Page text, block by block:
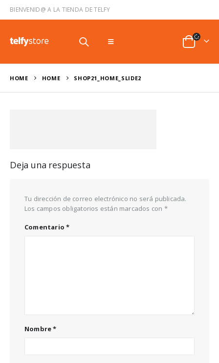
BIENVENID@ A LA TIENDA DE TELFY
HOME HOME SHOP21_HOME_SLIDE2
Deja una respuesta
Tu dirección de correo electrónico no será publicada.
Los campos obligatorios están marcados con *
Comentario*
Nombre*